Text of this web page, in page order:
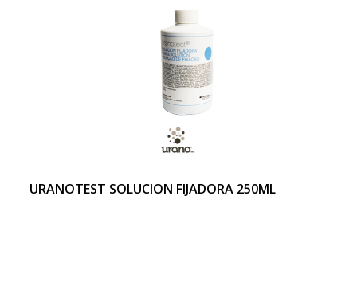
URANOTEST SOLUCION FIJADORA 250ML